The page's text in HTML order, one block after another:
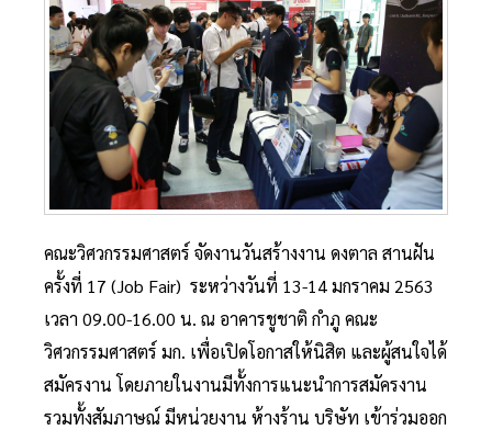
คณะวิศวกรรมศาสตร์ จัดงานวันสร้างงาน ดงตาล สานฝัน
ครั้งที่ 17 (Job Fair) ระหว่างวันที่ 13-14 มกราคม 2563
เวลา 09.00-16.00 น. ณ อาคารชูชาติ กำภู คณะ
วิศวกรรมศาสตร์ มก. เพื่อเปิดโอกาสให้นิสิต และผู้สนใจได้
สมัครงาน โดยภายในงานมีทั้งการแนะนำการสมัครงาน
รวมทั้งสัมภาษณ์ มีหน่วยงาน ห้างร้าน บริษัท เข้าร่วมออก